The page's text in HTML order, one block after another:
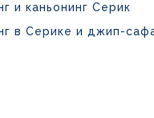
и каньонинг Серик
в Серике и джип-